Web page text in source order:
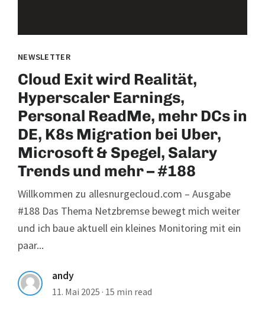
NEWSLETTER
Cloud Exit wird Realität,
Hyperscaler Earnings,
Personal ReadMe, mehr DCs in
DE, K8s Migration bei Uber,
Microsoft & Spegel, Salary
Trends und mehr – #188
Willkommen zu allesnurgecloud.com – Ausgabe
#188 Das Thema Netzbremse bewegt mich weiter
und ich baue aktuell ein kleines Monitoring mit ein
paar...
andy
11. Mai 2025 · 15 min read